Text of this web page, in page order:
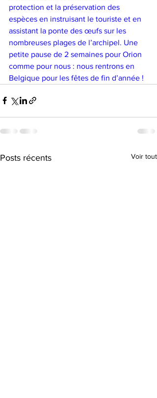
protection et la préservation des
espèces en instruisant le touriste et en
assistant la ponte des œufs sur les
nombreuses plages de l’archipel. Une
petite pause de 2 semaines pour Orion
comme pour nous : nous rentrons en
Belgique pour les fêtes de fin d’année !
Posts récents Voir tout